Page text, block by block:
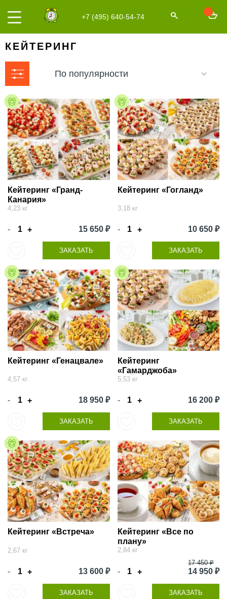
+7 (495) 640-54-74
КЕЙТЕРИНГ
По популярности
Кейтеринг «Гранд-
Канария»
4,23 кг
- + 15 650 ₽
ЗАКАЗАТЬ
Кейтеринг «Гогланд»
3,18 кг
- + 10 650 ₽
ЗАКАЗАТЬ
Кейтеринг «Генацвале»
4,57 кг
- + 18 950 ₽
ЗАКАЗАТЬ
Кейтеринг
«Гамарджоба»
5,53 кг
- + 16 200 ₽
ЗАКАЗАТЬ
Кейтеринг «Встреча»
2,67 кг
- + 13 600 ₽
ЗАКАЗАТЬ
Кейтеринг «Все по
плану»
2,84 кг
- +
17 450 ₽
14 950 ₽
ЗАКАЗАТЬ